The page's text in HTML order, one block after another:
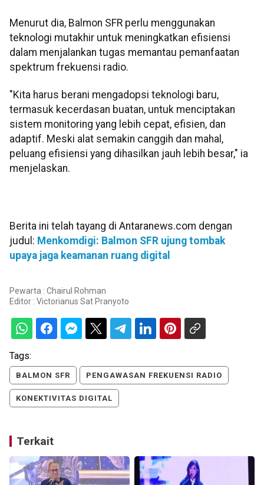
Menurut dia, Balmon SFR perlu menggunakan
teknologi mutakhir untuk meningkatkan efisiensi
dalam menjalankan tugas memantau pemanfaatan
spektrum frekuensi radio.
"Kita harus berani mengadopsi teknologi baru,
termasuk kecerdasan buatan, untuk menciptakan
sistem monitoring yang lebih cepat, efisien, dan
adaptif. Meski alat semakin canggih dan mahal,
peluang efisiensi yang dihasilkan jauh lebih besar," ia
menjelaskan.
Berita ini telah tayang di Antaranews.com dengan
judul: Menkomdigi: Balmon SFR ujung tombak
upaya jaga keamanan ruang digital
Pewarta : Chairul Rohman
Editor : Victorianus Sat Pranyoto
Tags:
BALMON SFR PENGAWASAN FREKUENSI RADIO
KONEKTIVITAS DIGITAL
Terkait